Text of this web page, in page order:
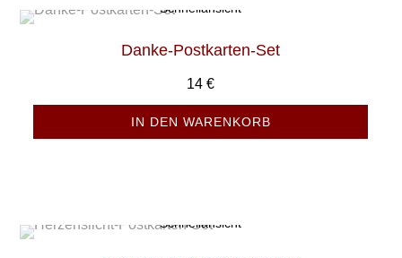
Schnellansicht
Danke-Postkarten-Set
14€
IN DEN WARENKORB
Schnellansicht